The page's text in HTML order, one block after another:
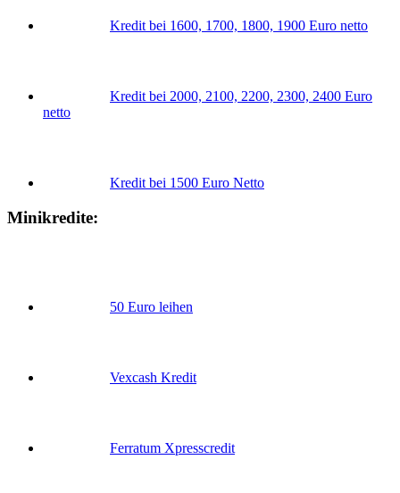
Kredit bei 1600, 1700, 1800, 1900 Euro netto
Kredit bei 2000, 2100, 2200, 2300, 2400 Euro
netto
Kredit bei 1500 Euro Netto
Minikredite:
50 Euro leihen
Vexcash Kredit
Ferratum Xpresscredit